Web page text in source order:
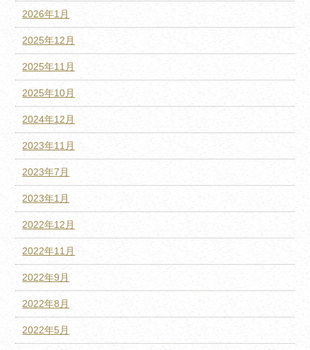
2026年1月
2025年12月
2025年11月
2025年10月
2024年12月
2023年11月
2023年7月
2023年1月
2022年12月
2022年11月
2022年9月
2022年8月
2022年5月